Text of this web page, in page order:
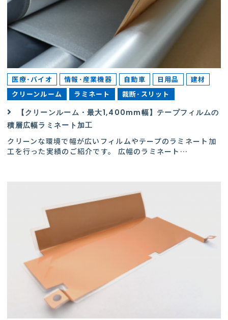
医療･バイオ 情報･産業機器 自動車 日用品
建材
クリーンルーム
ラミネート 裁断･スリット
【クリーンルーム・最大1,400mm幅】テープフィルムの
積層広幅ラミネート加工
クリーンな環境で幅が広いフィルムやテープのラミネート加
工を行った実績のご紹介です。 広幅のラミネート …